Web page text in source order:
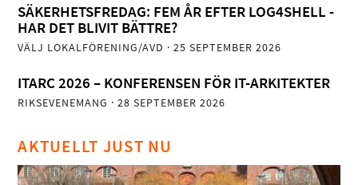
SÄKERHETSFREDAG: FEM ÅR EFTER LOG4SHELL -
HAR DET BLIVIT BÄTTRE?
VÄLJ LOKALFÖRENING/AVD · 25 SEPTEMBER 2026
ITARC 2026 – KONFERENSEN FÖR IT-ARKITEKTER
RIKSEVENEMANG · 28 SEPTEMBER 2026
AKTUELLT JUST NU